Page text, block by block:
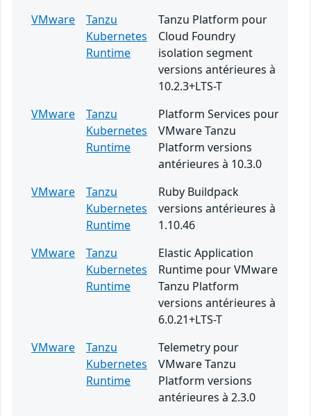
VMware
Tanzu
Kubernetes
Runtime
Tanzu Platform pour
Cloud Foundry
isolation segment
versions antérieures à
10.2.3+LTS-T
VMware
Tanzu
Kubernetes
Runtime
Platform Services pour
VMware Tanzu
Platform versions
antérieures à 10.3.0
VMware
Tanzu
Kubernetes
Runtime
Ruby Buildpack
versions antérieures à
1.10.46
VMware
Tanzu
Kubernetes
Runtime
Elastic Application
Runtime pour VMware
Tanzu Platform
versions antérieures à
6.0.21+LTS-T
VMware
Tanzu
Kubernetes
Runtime
Telemetry pour
VMware Tanzu
Platform versions
antérieures à 2.3.0